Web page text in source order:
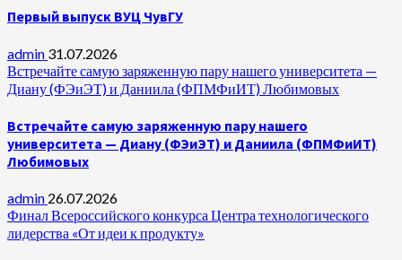
Первый выпуск ВУЦ ЧувГУ
admin 31.07.2026
Встречайте самую заряженную пару нашего университета —
Диану (ФЭиЭТ) и Даниила (ФПМФиИТ) Любимовых
Встречайте самую заряженную пару нашего
университета — Диану (ФЭиЭТ) и Даниила (ФПМФиИТ)
Любимовых
admin 26.07.2026
Финал Всероссийского конкурса Центра технологического
лидерства «От идеи к продукту»